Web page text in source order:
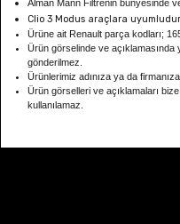
Alman Mann Filtrenin bünyesinde
Clio 3 Modus araçlara
Ürüne ait Renault parça kodları;
Ürün görselinde ve
gönderilmez.
Ürünlerimiz adınıza ya da
Ürün görselleri ve açıklamaları
kullanılamaz.